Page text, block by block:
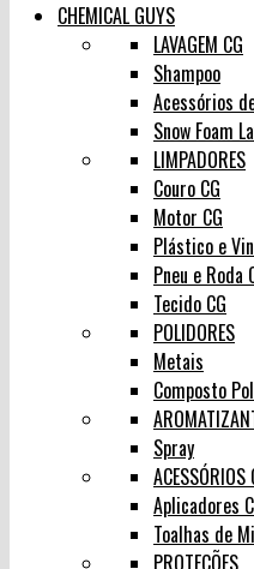
CHEMICAL GUYS
LAVAGEM CG
Shampoo
Acessórios
Snow Foam
LIMPADORES
Couro CG
Motor CG
Plástico e
Pneu e Roda
Tecido CG
POLIDORES
Metais
Composto
Spray
ACESSÓRIOS
Aplicadores
Toalhas de
PROTEÇÕES